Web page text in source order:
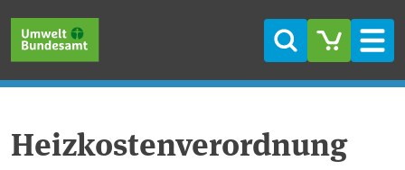
Suche
Heizkostenverordnung